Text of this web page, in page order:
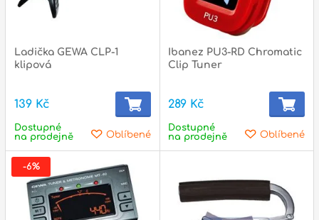
Ladička GEWA CLP-1
klipová
139 Kč
Oblíbené
Dostupné
na prodejně
Ibanez PU3-RD Chromatic
Clip Tuner
289 Kč
Oblíbené
Dostupné
na prodejně
-6%